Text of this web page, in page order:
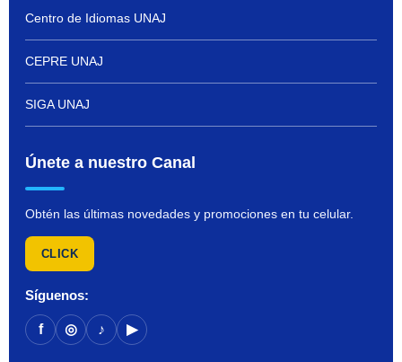
Centro de Idiomas UNAJ
CEPRE UNAJ
SIGA UNAJ
Únete a nuestro Canal
Obtén las últimas novedades y promociones en tu celular.
CLICK
Síguenos:
f ◎ ♪ ▶